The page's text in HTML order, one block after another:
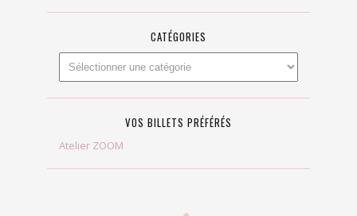
CATÉGORIES
VOS BILLETS PRÉFÉRÉS
Atelier ZOOM